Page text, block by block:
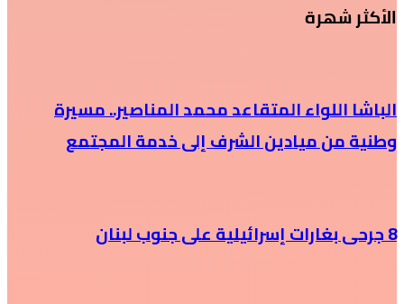
الأكثر شهرة
الباشا اللواء المتقاعد محمد المناصير.. مسيرة
وطنية من ميادين الشرف إلى خدمة المجتمع
8 جرحى بغارات إسرائيلية على جنوب لبنان